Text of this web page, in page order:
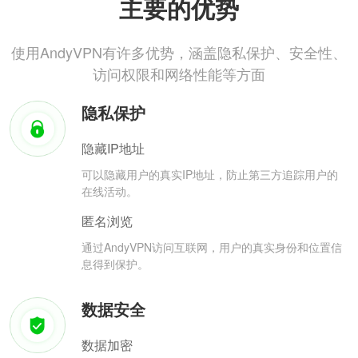
主要的优势
使用AndyVPN有许多优势，涵盖隐私保护、安全性、
访问权限和网络性能等方面
隐私保护
隐藏IP地址
可以隐藏用户的真实IP地址，防止第三方追踪用户的
在线活动。
匿名浏览
通过AndyVPN访问互联网，用户的真实身份和位置信
息得到保护。
数据安全
数据加密